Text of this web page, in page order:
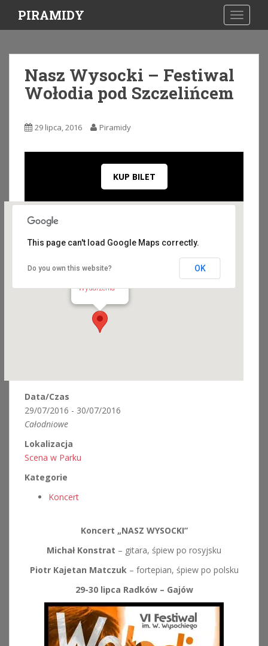
i
PIRAMIDY
Nasz Wysocki – Festiwal
Wołodia pod Szczelińcem
29 lipca, 2016 Piramidy
KUP BILET
Scena w Parku
Wydarzenia
This page can't load Google Maps correctly.
Do you own this website? OK
Data/Czas
29/07/2016 - 30/07/2016
Całodniowe
Lokalizacja
Scena w Parku
Kategorie
Koncert
Koncert „NASZ WYSOCKI”
Michał Konstrat – gitara, śpiew po rosyjsku
Piotr Kajetan Matczuk– fortepian, śpiew po polsku
29-30 lipca Radków – Gajów